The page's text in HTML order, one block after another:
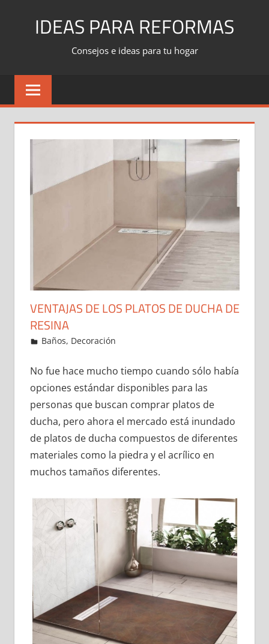
IDEAS PARA REFORMAS
Consejos e ideas para tu hogar
VENTAJAS DE LOS PLATOS DE DUCHA DE
RESINA
27 de December de 2021
ideas2021
Baños, Decoración
No fue hace mucho tiempo cuando sólo había
opciones estándar disponibles para las
personas que buscan comprar platos de
ducha, pero ahora el mercado está inundado
de platos de ducha compuestos de diferentes
materiales como la piedra y el acrílico en
muchos tamaños diferentes.